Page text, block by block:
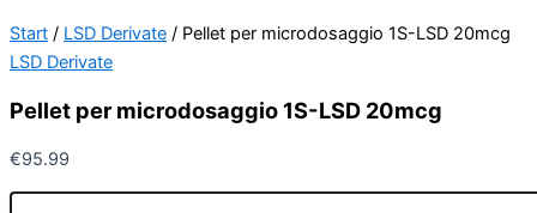
Start / LSD Derivate / Pellet per microdosaggio 1S-LSD 20mcg
LSD Derivate
Pellet per microdosaggio 1S-LSD 20mcg
€95.99
Pellet